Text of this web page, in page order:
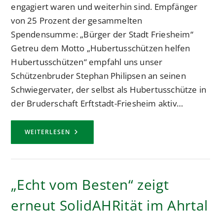
engagiert waren und weiterhin sind. Empfänger
von 25 Prozent der gesammelten
Spendensumme: „Bürger der Stadt Friesheim“
Getreu dem Motto „Hubertusschützen helfen
Hubertusschützen“ empfahl uns unser
Schützenbruder Stephan Philipsen an seinen
Schwiegervater, der selbst als Hubertusschütze in
der Bruderschaft Erftstadt-Friesheim aktiv…
WEITERLESEN 10.000
–
HERZLICHER
ALLEN
GROSSZÜGIGEN S
„Echt vom Besten“ zeigt
erneut SolidAHRität im Ahrtal